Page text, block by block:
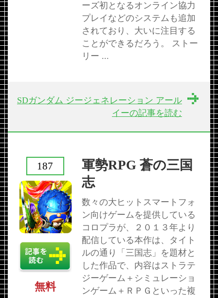
ーズ初となるオンライン協力
プレイなどのシステムも追加
されており、大いに注目する
ことができるだろう。 ストー
リー ...
SDガンダム ジージェネレーション アール
イーの記事を読む
軍勢RPG 蒼の三国
志
数々の大ヒットスマートフォ
ン向けゲームを提供している
コロプラが、２０１３年より
配信している本作は、タイト
ルの通り「三国志」を題材と
した作品で、内容はストラテ
ジーゲーム＋シミュレーショ
ンゲーム＋ＲＰＧといった複
187
無料